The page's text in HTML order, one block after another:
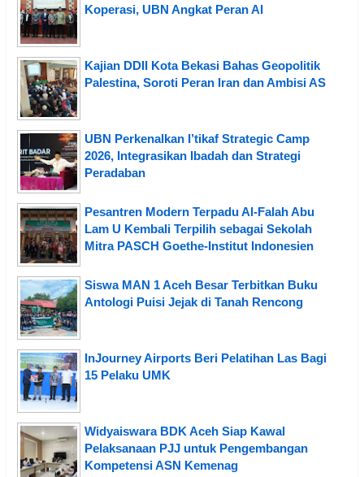
Koperasi, UBN Angkat Peran AI
Kajian DDII Kota Bekasi Bahas Geopolitik
Palestina, Soroti Peran Iran dan Ambisi AS
UBN Perkenalkan I’tikaf Strategic Camp
2026, Integrasikan Ibadah dan Strategi
Peradaban
Pesantren Modern Terpadu Al-Falah Abu
Lam U Kembali Terpilih sebagai Sekolah
Mitra PASCH Goethe-Institut Indonesien
Siswa MAN 1 Aceh Besar Terbitkan Buku
Antologi Puisi Jejak di Tanah Rencong
InJourney Airports Beri Pelatihan Las Bagi
15 Pelaku UMK
Widyaiswara BDK Aceh Siap Kawal
Pelaksanaan PJJ untuk Pengembangan
Kompetensi ASN Kemenag